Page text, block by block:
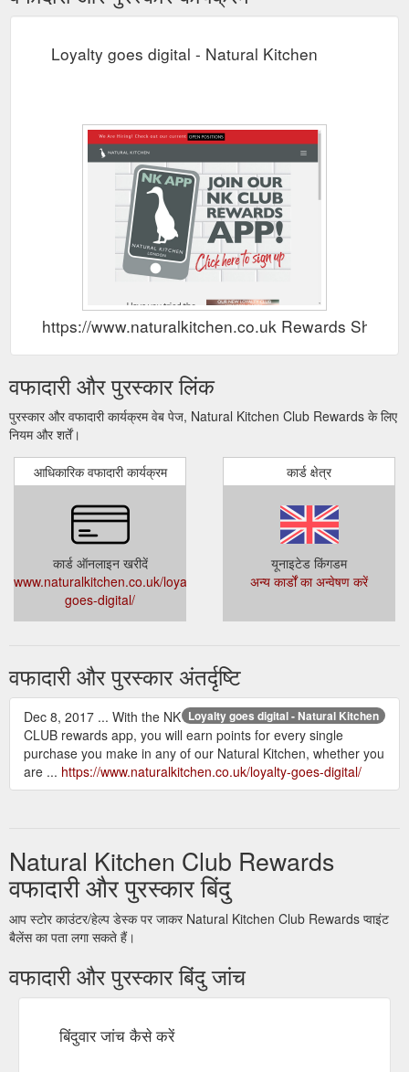
Loyalty goes digital - Natural Kitchen
https://www.naturalkitchen.co.uk Rewards Show
वफादारी और पुरस्कार लिंक
पुरस्कार और वफादारी कार्यक्रम वेब पेज, Natural Kitchen Club Rewards के लिए
नियम और शर्तें।
आधिकारिक वफादारी कार्यक्रम
कार्ड ऑनलाइन खरीदें
www.naturalkitchen.co.uk/loyalty-
goes-digital/
कार्ड क्षेत्र
यूनाइटेड किंगडम
अन्य कार्डों का अन्वेषण करें
वफादारी और पुरस्कार अंतर्दृष्टि
Loyalty goes digital - Natural Kitchen
Dec 8, 2017 ... With the NK
CLUB rewards app, you will earn points for every single
purchase you make in any of our Natural Kitchen, whether you
are ... https://www.naturalkitchen.co.uk/loyalty-goes-digital/
Natural Kitchen Club Rewards
वफादारी और पुरस्कार बिंदु
आप स्टोर काउंटर/हेल्प डेस्क पर जाकर Natural Kitchen Club Rewards प्वाइंट
बैलेंस का पता लगा सकते हैं।
वफादारी और पुरस्कार बिंदु जांच
बिंदुवार जांच कैसे करें